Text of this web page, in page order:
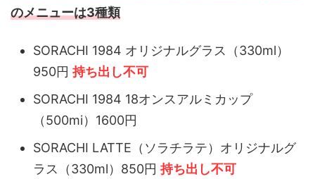
のメニューは3種類
SORACHI 1984 オリジナルグラス（330ml）
950円 持ち出し不可
SORACHI 1984 18オンスアルミカップ
（500mi）1600円
SORACHI LATTE（ソラチラテ）オリジナルグ
ラス（330ml）850円 持ち出し不可